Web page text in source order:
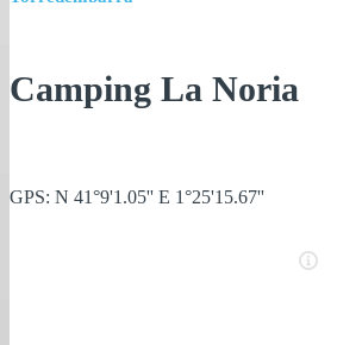
Camping La Noria
GPS: N 41°9'1.05'' E 1°25'15.67''